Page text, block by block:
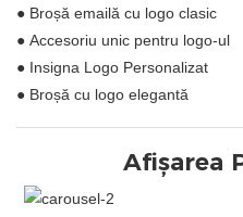
● Broșă emailă cu logo clasic
● Accesoriu unic pentru logo-ul
● Insigna Logo Personalizat
● Broșă cu logo elegantă
Afișarea